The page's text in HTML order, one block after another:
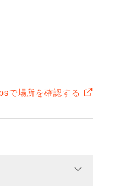
で場所を確認する